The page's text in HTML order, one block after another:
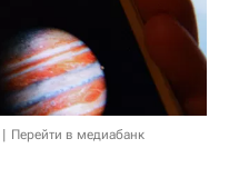
Перейти в медиабанк